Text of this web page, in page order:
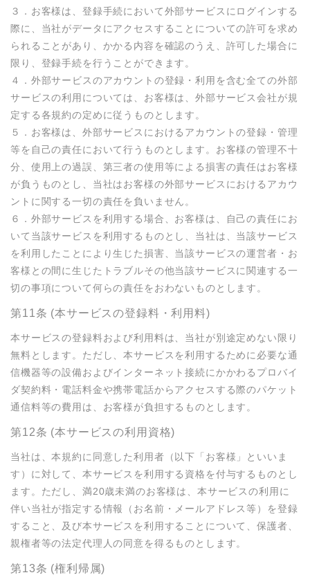
３．お客様は、登録手続において外部サービスにログインする
際に、当社がデータにアクセスすることについての許可を求め
られることがあり、かかる内容を確認のうえ、許可した場合に
限り、登録手続を行うことができます。
４．外部サービスのアカウントの登録・利用を含む全ての外部
サービスの利用については、お客様は、外部サービス会社が規
定する各規約の定めに従うものとします。
５．お客様は、外部サービスにおけるアカウントの登録・管理
等を自己の責任において行うものとします。お客様の管理不十
分、使用上の過誤、第三者の使用等による損害の責任はお客様
が負うものとし、当社はお客様の外部サービスにおけるアカウ
ントに関する一切の責任を負いません。
６．外部サービスを利用する場合、お客様は、自己の責任にお
いて当該サービスを利用するものとし、当社は、当該サービス
を利用したことにより生じた損害、当該サービスの運営者・お
客様との間に生じたトラブルその他当該サービスに関連する一
切の事項について何らの責任をおわないものとします。
第11条 (本サービスの登録料・利用料)
本サービスの登録料および利用料は、当社が別途定めない限り
無料とします。ただし、本サービスを利用するために必要な通
信機器等の設備およびインターネット接続にかかわるプロバイ
ダ契約料・電話料金や携帯電話からアクセスする際のパケット
通信料等の費用は、お客様が負担するものとします。
第12条 (本サービスの利用資格)
当社は、本規約に同意した利用者（以下「お客様」といいま
す）に対して、本サービスを利用する資格を付与するものとし
ます。ただし、満20歳未満のお客様は、本サービスの利用に
伴い当社が指定する情報（お名前・メールアドレス等）を登録
すること、及び本サービスを利用することについて、保護者、
親権者等の法定代理人の同意を得るものとします。
第13条 (権利帰属)